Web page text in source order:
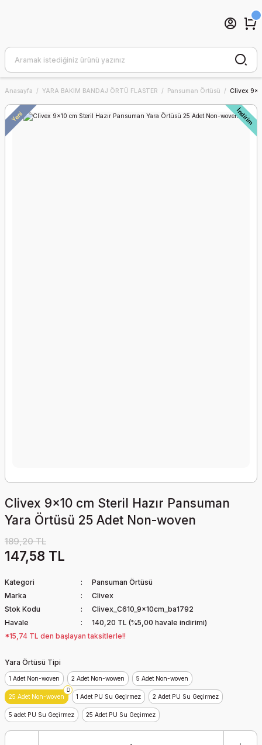
Anasayfa YARA BAKIM BANDAJ ÖRTÜ FLASTER Pansuman Örtüsü Clivex
Yeni İndirim
Clivex 9x10 cm Steril Hazır Pansuman
Yara Örtüsü 25 Adet Non-woven
189,20 TL
147,58 TL
Kategori
Pansuman Örtüsü
Marka
Clivex
Stok Kodu
Clivex_C610_9x10cm_ba1792
Havale
140,20 TL (%5,00 havale indirimi)
*15,74 TL den başlayan taksitlerle!!
Yara Örtüsü Tipi
1 Adet Non-woven 2 Adet Non-wowen 5 Adet Non-woven
25 Adet Non-woven 1 Adet PU Su Geçirmez 2 Adet PU Su Geçirmez
5 adet PU Su Geçirmez 25 Adet PU Su Geçirmez